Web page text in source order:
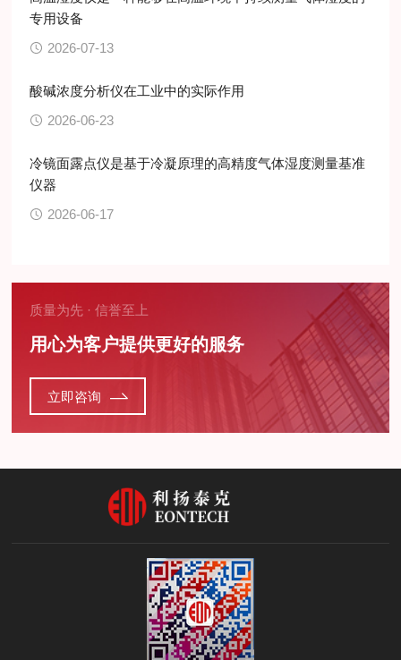
专用设备
2026-07-13
酸碱浓度分析仪在工业中的实际作用
2026-06-23
冷镜面露点仪是基于冷凝原理的高精度气体湿度测量基准
仪器
2026-06-17
质量为先 · 信誉至上
用心为客户提供更好的服务
立即咨询